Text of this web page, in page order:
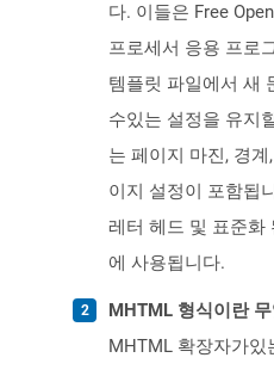
다. 이들은 Free
프로세서 응용 프로
템플릿 파일에서 새
수있는 설정을 유지
는 페이지 마진, 경
이지 설정이 포함됩
레터 헤드 및 표준화
에 사용됩니다.
MHTML 형식이란
MHTML 확장자가있